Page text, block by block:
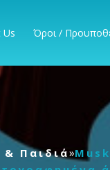
Us Όροι /
& Παιδιά»